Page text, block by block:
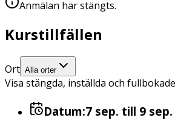
Anmälan har stängts.
Kurstillfällen
Ort Alla orter
Visa stängda, inställda och
Datum:7 sep. till 9 sep.